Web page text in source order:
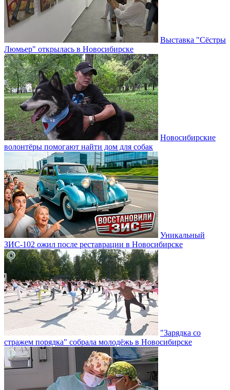
Выставка "Сёстры
Люмьер" открылась в Новосибирске
Новосибирские
волонтёры помогают найти дом для собак
Уникальный
ЗИС-102 ожил после реставрации в Новосибирске
"Зарядка со
стражем порядка" собрала молодёжь в Новосибирске